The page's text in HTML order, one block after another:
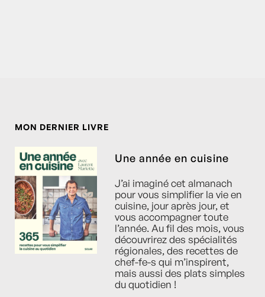
MON DERNIER LIVRE
Une année en cuisine
J’ai imaginé cet almanach
pour vous simplifier la vie en
cuisine, jour après jour, et
vous accompagner toute
l’année. Au fil des mois, vous
découvrirez des spécialités
régionales, des recettes de
chef-fe-s qui m’inspirent,
mais aussi des plats simples
du quotidien !